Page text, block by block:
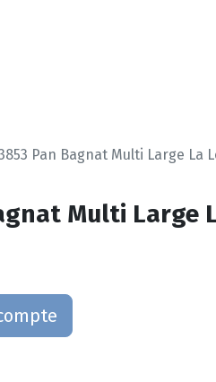
Pan Bagnat Multi Large La
Multi Large